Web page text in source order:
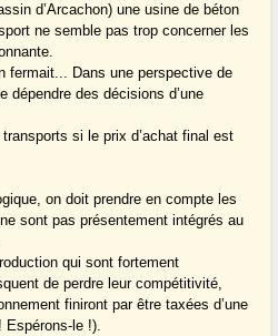
d’Arcachon) une usine de béton
ne semble pas trop concerner les
fermait... Dans une perspective de
dépendre des décisions d’une
si le prix d’achat final est
on doit prendre en compte les
sont pas présentement intégrés au
qui sont fortement
de perdre leur compétitivité,
finiront par être taxées d’une
Espérons-le !).